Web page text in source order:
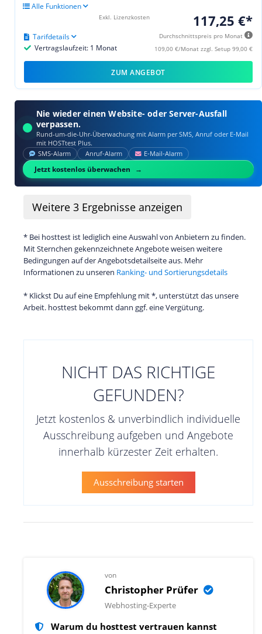
Alle Funktionen
117,25 €*
Durchschnittspreis pro Monat
109,00 €/Monat zzgl. Setup 99,00 €
Vertragslaufzeit: 1 Monat
Tarifdetails
Exkl. Lizenzkosten
ZUM ANGEBOT
Nie wieder einen Website- oder Server-Ausfall
verpassen.
Rund-um-die-Uhr-Überwachung mit Alarm per SMS, Anruf oder E‑Mail
mit HOSTtest Plus.
SMS‑Alarm Anruf‑Alarm E‑Mail‑Alarm
Jetzt kostenlos überwachen
Weitere 3 Ergebnisse anzeigen
* Bei hosttest ist lediglich eine Auswahl von Anbietern zu finden.
Mit Sternchen gekennzeichnete Angebote weisen weitere
Bedingungen auf der Angebotsdetailseite aus. Mehr
Informationen zu unseren Ranking- und Sortierungsdetails
* Klickst Du auf eine Empfehlung mit *, unterstützt das unsere
Arbeit. hosttest bekommt dann ggf. eine Vergütung.
NICHT DAS RICHTIGE
GEFUNDEN?
Jetzt kostenlos & unverbindlich individuelle
Ausschreibung aufgeben und Angebote
innerhalb kürzester Zeit erhalten.
Ausschreibung starten
von
Christopher Prüfer
Webhosting-Experte
Warum du hosttest vertrauen kannst